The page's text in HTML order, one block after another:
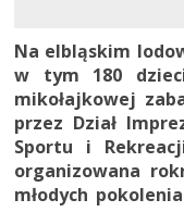
Na elbląskim
w tym 180
mikołajkowej
przez Dział
Sportu i
organizowana
młodych